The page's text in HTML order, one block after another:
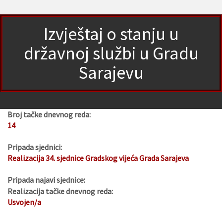
Izvještaj o stanju u
državnoj službi u Gradu
Sarajevu
Broj tačke dnevnog reda:
14
Pripada sjednici:
Realizacija 34. sjednice Gradskog vijeća Grada Sarajeva
Pripada najavi sjednice:
Realizacija tačke dnevnog reda:
Usvojen/a